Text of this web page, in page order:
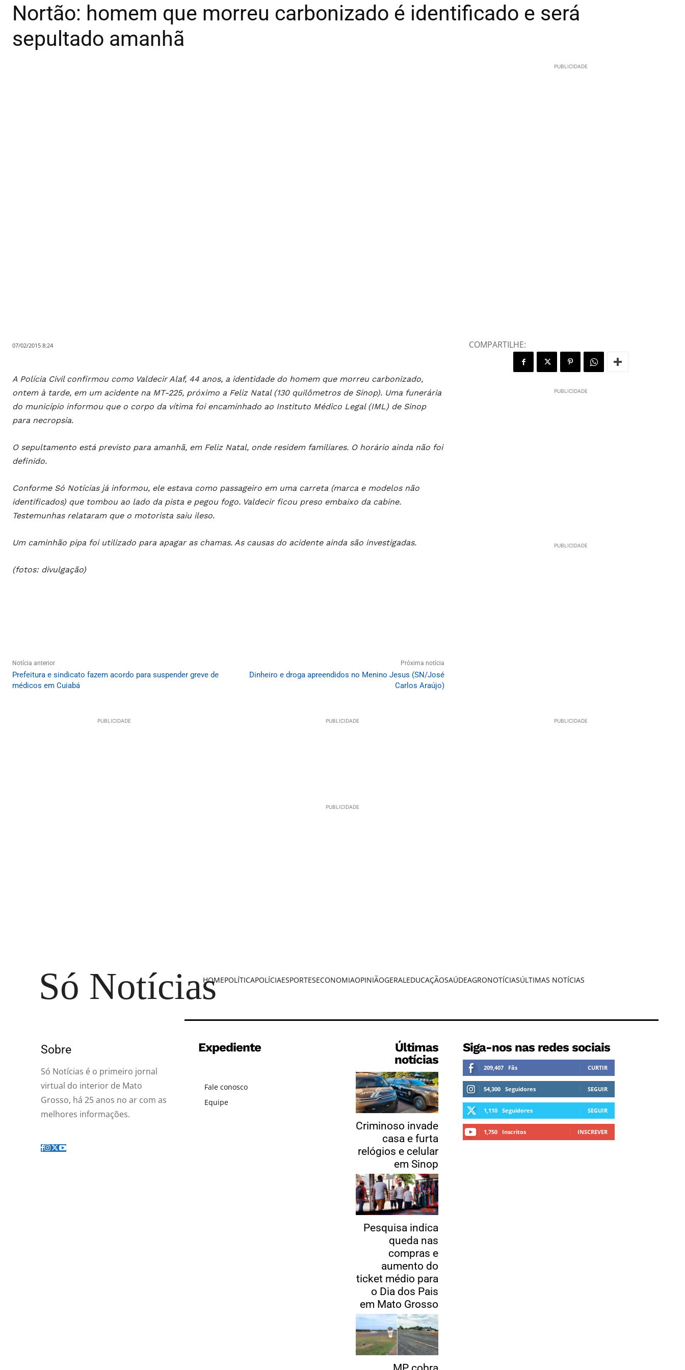
Nortão: homem que morreu carbonizado é identificado e será
sepultado amanhã
PUBLICIDADE
07/02/2015 8:24
A Polícia Civil confirmou como Valdecir Alaf, 44 anos, a identidade do homem que morreu carbonizado,
ontem à tarde, em um acidente na MT-225, próximo a Feliz Natal (130 quilômetros de Sinop). Uma funerária
do município informou que o corpo da vítima foi encaminhado ao Instituto Médico Legal (IML) de Sinop
para necropsia.
O sepultamento está previsto para amanhã, em Feliz Natal, onde residem familiares. O horário ainda não foi
definido.
Conforme Só Notícias já informou, ele estava como passageiro em uma carreta (marca e modelos não
identificados) que tombou ao lado da pista e pegou fogo. Valdecir ficou preso embaixo da cabine.
Testemunhas relataram que o motorista saiu ileso.
Um caminhão pipa foi utilizado para apagar as chamas. As causas do acidente ainda são investigadas.
(fotos: divulgação)
Notícia anterior
Prefeitura e sindicato fazem acordo para suspender greve de
médicos em Cuiabá
Próxima notícia
Dinheiro e droga apreendidos no Menino Jesus (SN/José
Carlos Araújo)
COMPARTILHE:
PUBLICIDADE
PUBLICIDADE
PUBLICIDADE PUBLICIDADE PUBLICIDADE
PUBLICIDADE
Só Notícias
HOMEPOLÍTICAPOLÍCIAESPORTESECONOMIAOPINIÃOGERALEDUCAÇÃOSAÚDEAGRONOTÍCIASÚLTIMAS NOTÍCIAS
Sobre
Só Notícias é o primeiro jornal
virtual do interior de Mato
Grosso, há 25 anos no ar com as
melhores informações.
Expediente
Fale conosco
Equipe
Últimas
notícias
Criminoso invade
casa e furta
relógios e celular
em Sinop
Pesquisa indica
queda nas
compras e
aumento do
ticket médio para
o Dia dos Pais
em Mato Grosso
Siga-nos nas redes sociais
209,407 Fãs CURTIR
54,300 Seguidores SEGUIR
1,110 Seguidores SEGUIR
1,750 Inscritos INSCREVER